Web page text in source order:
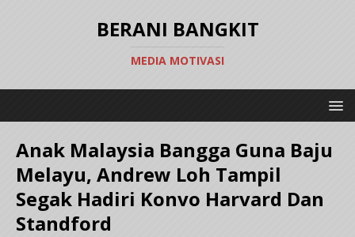
BERANI BANGKIT
MEDIA MOTIVASI
Anak Malaysia Bangga Guna Baju
Melayu, Andrew Loh Tampil
Segak Hadiri Konvo Harvard Dan
Standford